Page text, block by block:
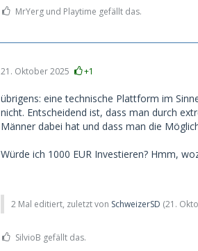
MrYerg und Playtime gefällt das.
21. Oktober 2025 +1
übrigens: eine technische Plattform im
nicht. Entscheidend ist, dass man durch
Männer dabei hat und dass man die
Würde ich 1000 EUR Investieren? Hmm,
2 Mal editiert, zuletzt von SchweizerSD (21.
SilvioB gefällt das.